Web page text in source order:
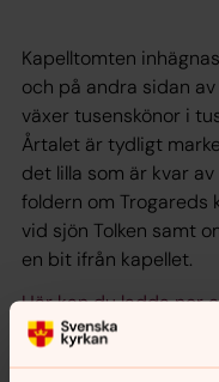
Kapelltomten
och på andra sidan
växer tusenskönor i
Årtalet är tydligt
det lilla som är kvar
foldern om Trogareds
vid sjön Tolken samt
en bit ifrån kapellet.
Här kan du ladda ner